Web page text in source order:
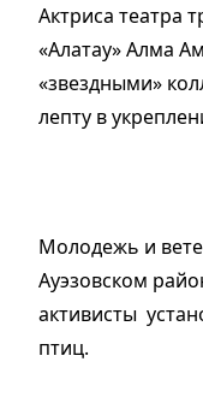
Актриса театра
«Алатау» Алма
«звездными»
лепту в
Молодежь и
Ауэзовском
активисты
птиц.